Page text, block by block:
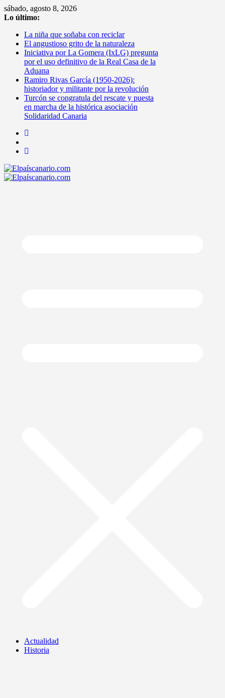
Saltar
al
sábado, agosto 8, 2026
Lo último:
La niña que soñaba con reciclar
El angustioso grito de la naturaleza
Iniciativa por La Gomera (IxLG) pregunta
por el uso definitivo de la Real Casa de la
Aduana
Ramiro Rivas García (1950-2026):
historiador y militante por la revolución
Turcón se congratula del rescate y puesta
en marcha de la histórica asociación
Solidaridad Canaria
Actualidad
Historia